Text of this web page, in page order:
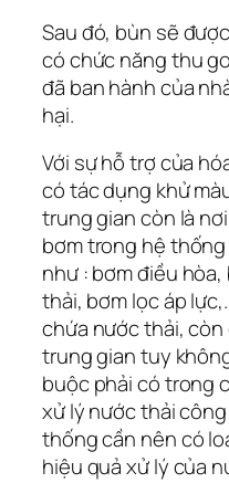
Sau đó, bùn sẽ
có chức năng thu
đã ban hành của
hại.
Với sự hỗ trợ của
có tác dụng khử
trung gian còn là
bơm trong hệ thống
như : bơm điều
thải, bơm lọc áp
chứa nước thải,
trung gian tuy
buộc phải có trong
xử lý nước thải
thống cần nên có
hiệu quả xử lý của